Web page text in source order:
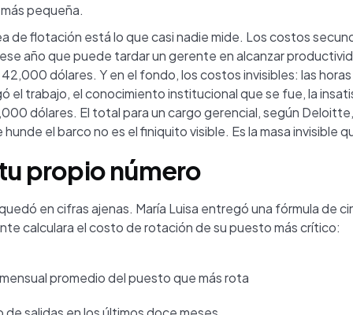
pequeña.
de flotación está lo que casi nadie mide. Los costos
año que puede tardar un gerente en alcanzar
dólares. Y en el fondo, los costos invisibles: las
el trabajo, el conocimiento institucional que se fue, la
dólares. El total para un cargo gerencial, según
hunde el barco no es el finiquito visible. Es la masa invisible
propio número
en cifras ajenas. María Luisa entregó una fórmula de
calculara el costo de rotación de su puesto más crítico:
promedio del puesto que más rota